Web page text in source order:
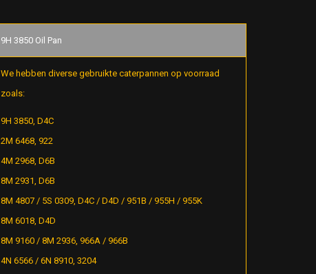
9H 3850 Oil Pan
We hebben diverse gebruikte caterpannen op voorraad
zoals:
9H 3850, D4C
2M 6468, 922
4M 2968, D6B
8M 2931, D6B
8M 4807 / 5S 0309, D4C / D4D / 951B / 955H / 955K
8M 6018, D4D
8M 9160 / 8M 2936, 966A / 966B
4N 6566 / 6N 8910, 3204